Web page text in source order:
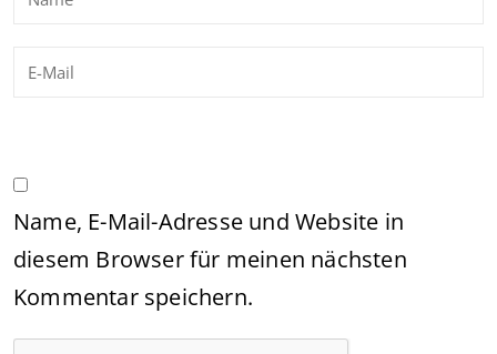
Name, E-Mail-Adresse und Website in
diesem Browser für meinen nächsten
Kommentar speichern.